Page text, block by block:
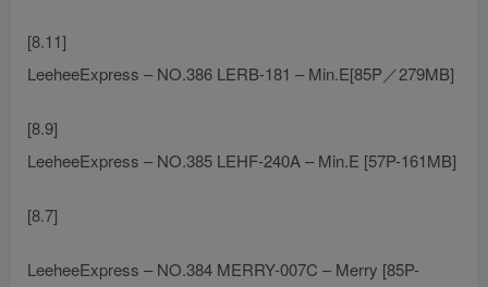
[8.11]
LeeheeExpress – NO.386 LERB-181 – Min.E[85P／279MB]
[8.9]
LeeheeExpress – NO.385 LEHF-240A – Min.E [57P-161MB]
[8.7]
LeeheeExpress – NO.384 MERRY-007C – Merry [85P-